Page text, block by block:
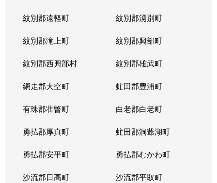
紋別郡遠軽町 紋別郡湧別町
紋別郡滝上町 紋別郡興部町
紋別郡西興部村 紋別郡雄武町
網走郡大空町 虻田郡豊浦町
有珠郡壮瞥町 白老郡白老町
勇払郡厚真町 虻田郡洞爺湖町
勇払郡安平町 勇払郡むかわ町
沙流郡日高町 沙流郡平取町